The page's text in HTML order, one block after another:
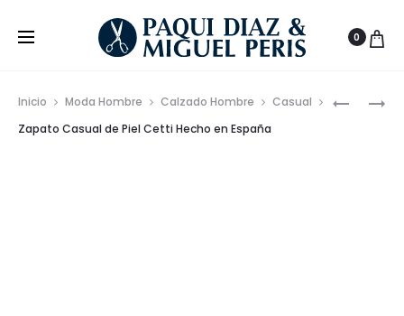
0
MOCASÍN
BOLSO
Inicio Moda Hombre Calzado Hombre
Casual
Zapato Casual de Piel Cetti Hecho en España